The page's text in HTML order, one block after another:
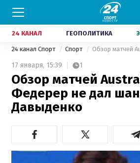
24 КАНАЛ ГЕОПОЛИТИКА
24 канал Спорт Спорт
17 января, 15:39 1
Обзор матчей
Федерер не дал
Давыденко